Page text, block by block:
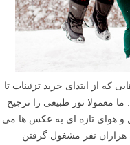
از ابتدای خرید تزئینات تا
نور طبیعی را ترجیح
و هوای تازه ای به عکس ها می
نفر مشغول گرفتن